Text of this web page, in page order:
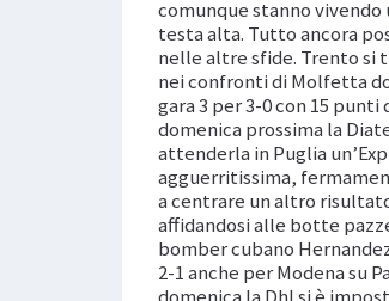
comunque stanno vivendo
testa alta. Tutto ancora
nelle altre sfide. Trento si
nei confronti di Molfetta
gara 3 per 3-0 con 15 punti
domenica prossima la
attenderla in Puglia
agguerritissima,
a centrare un altro
affidandosi alle botte
bomber cubano
2-1 anche per Modena su